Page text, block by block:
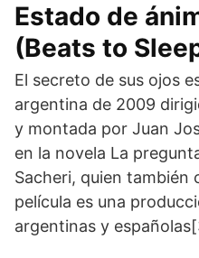
Estado de
(Beats to
El secreto de sus ojos
argentina de 2009
y montada por Juan
en la novela La
Sacheri, quien también
película es una
argentinas y